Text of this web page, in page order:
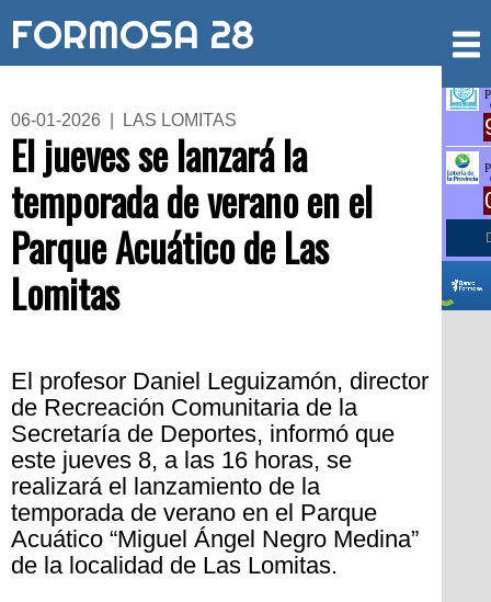
FORMOSA 28
06-01-2026 | LAS LOMITAS
El jueves se lanzará la
temporada de verano en el
Parque Acuático de Las
Lomitas
El profesor Daniel Leguizamón, director
de Recreación Comunitaria de la
Secretaría de Deportes, informó que
este jueves 8, a las 16 horas, se
realizará el lanzamiento de la
temporada de verano en el Parque
Acuático “Miguel Ángel Negro Medina”
de la localidad de Las Lomitas.